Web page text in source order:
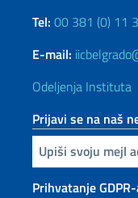
Tel: 00 381 (0) 11
E-mail:
Odeljenja Instituta
Prijavi se na naš
Upiši vaš imejl
Prihvatanje